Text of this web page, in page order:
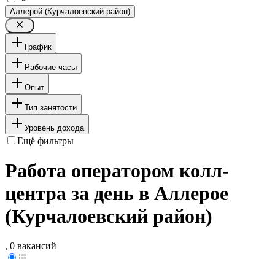
Аллерой (Курчалоевский район)
График
Рабочие часы
Опыт
Тип занятости
Уровень дохода
Ещё фильтры
Работа оператором колл-
центра за день в Аллерое
(Курчалоевский район)
, 0 вакансий